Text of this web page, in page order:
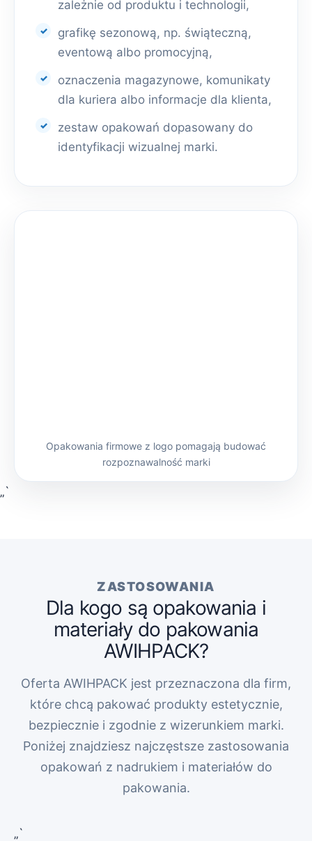
zależnie od produktu i technologii,
grafikę sezonową, np. świąteczną,
eventową albo promocyjną,
oznaczenia magazynowe, komunikaty
dla kuriera albo informacje dla klienta,
zestaw opakowań dopasowany do
identyfikacji wizualnej marki.
Opakowania firmowe z logo pomagają budować
rozpoznawalność marki
„`
ZASTOSOWANIA
Dla kogo są opakowania i
materiały do pakowania
AWIHPACK?
Oferta AWIHPACK jest przeznaczona dla firm,
które chcą pakować produkty estetycznie,
bezpiecznie i zgodnie z wizerunkiem marki.
Poniżej znajdziesz najczęstsze zastosowania
opakowań z nadrukiem i materiałów do
pakowania.
„`